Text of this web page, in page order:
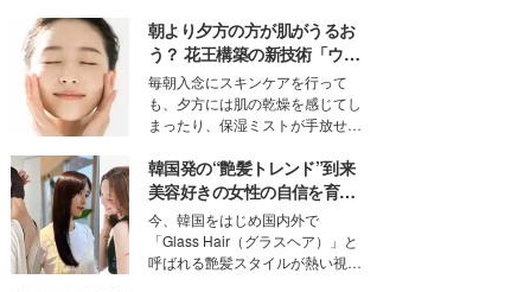
ニオン好き”という共通点を持つモ
デルの宮城舞と島村雄大の特別対
談をお届け！それぞれの視点か
ら、今作ならではの魅力や予想外
の感動をもたらす奥深いストーリ
ーについて熱く語り合ってもらっ
た。
朝より夕方の方が肌がうるお
う？ 花王構築の新技術「ウォ
ーターキャプチャリングスキ
ン（捕水肌）」がスキンケア
の常識を変える予感
毎朝入念にスキンケアを行って
も、夕方には肌の乾燥を感じてし
まったり、保湿ミストが手放せな
な美容の常識を大きく変える可能
性を秘めた、革新的な「Water
Capturing Skin（ウォーターキャ
プチャリングスキン：捕水肌）」
技術を、花王が構築した。
韓国発の“艶髪トレンド”到来
美容好きの女性の自信を育む
「ヘアケア事情」って？
今、韓国をはじめ国内外で
「Glass Hair（グラスヘア）」と
呼ばれる艶髪スタイルが熱い視線